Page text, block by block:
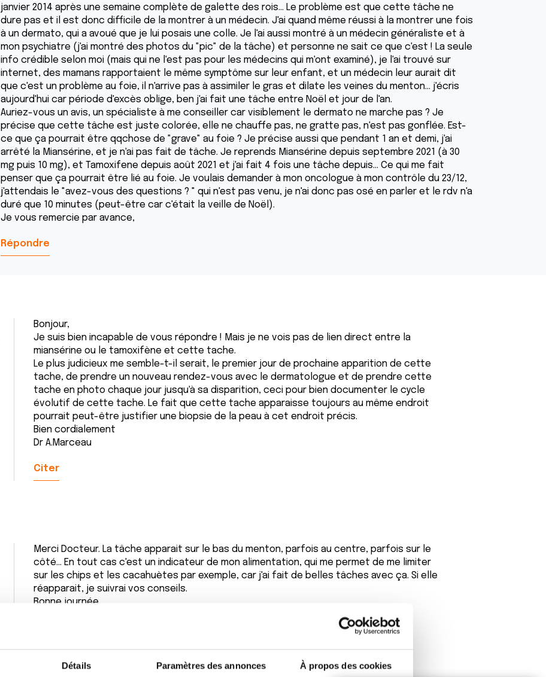
Détails Paramètres des annonces À propos des cookies
janvier 2014 après une semaine complète de galette des rois... Le problème est que cette tâche ne
dure pas et il est donc difficile de la montrer à un médecin. J'ai quand même réussi à la montrer une fois
à un dermato, qui a avoué que je lui posais une colle. Je l'ai aussi montré à un médecin généraliste et à
mon psychiatre (j'ai montré des photos du "pic" de la tâche) et personne ne sait ce que c'est ! La seule
info crédible selon moi (mais qui ne l'est pas pour les médecins qui m'ont examiné), je l'ai trouvé sur
internet, des mamans rapportaient le même symptôme sur leur enfant, et un médecin leur aurait dit
que c'est un problème au foie, il n'arrive pas à assimiler le gras et dilate les veines du menton... j'écris
aujourd'hui car période d'excès oblige, ben j'ai fait une tâche entre Noël et jour de l'an.
Auriez-vous un avis, un spécialiste à me conseiller car visiblement le dermato ne marche pas ? Je
précise que cette tâche est juste colorée, elle ne chauffe pas, ne gratte pas, n'est pas gonflée. Est-
ce que ça pourrait être qqchose de "grave" au foie ? Je précise aussi que pendant 1 an et demi, j'ai
arrêté la Miansérine, et je n'ai pas fait de tâche. Je reprends Miansérine depuis septembre 2021 (à 30
mg puis 10 mg), et Tamoxifene depuis août 2021 et j'ai fait 4 fois une tâche depuis... Ce qui me fait
penser que ça pourrait être lié au foie. Je voulais demander à mon oncologue à mon contrôle du 23/12,
j'attendais le "avez-vous des questions ? " qui n'est pas venu, je n'ai donc pas osé en parler et le rdv n'a
duré que 10 minutes (peut-être car c'était la veille de Noël).
Je vous remercie par avance,
Répondre
Bonjour,
Je suis bien incapable de vous répondre ! Mais je ne vois pas de lien direct entre la
miansérine ou le tamoxifène et cette tache.
Le plus judicieux me semble-t-il serait, le premier jour de prochaine apparition de cette
tache, de prendre un nouveau rendez-vous avec le dermatologue et de prendre cette
tache en photo chaque jour jusqu'à sa disparition, ceci pour bien documenter le cycle
évolutif de cette tache. Le fait que cette tache apparaisse toujours au même endroit
pourrait peut-être justifier une biopsie de la peau à cet endroit précis.
Bien cordialement
Dr A.Marceau
Citer
Merci Docteur. La tâche apparait sur le bas du menton, parfois au centre, parfois sur le
côté... En tout cas c'est un indicateur de mon alimentation, qui me permet de me limiter
sur les chips et les cacahuètes par exemple, car j'ai fait de belles tâches avec ça. Si elle
réapparait, je suivrai vos conseils.
Bonne journée,